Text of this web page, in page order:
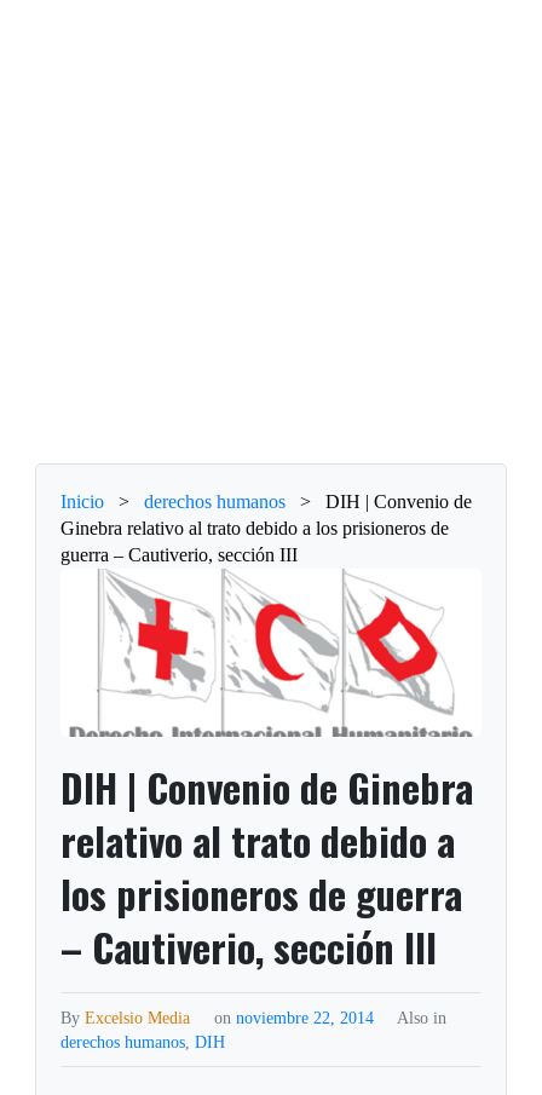
Inicio > derechos humanos >
DIH | Convenio de
Ginebra relativo al trato debido a los prisioneros de
guerra – Cautiverio, sección III
DIH | Convenio de Ginebra
relativo al trato debido a
los prisioneros de guerra
– Cautiverio, sección III
ByExcelsio Media on noviembre 22, 2014
Also in
derechos humanos,DIH